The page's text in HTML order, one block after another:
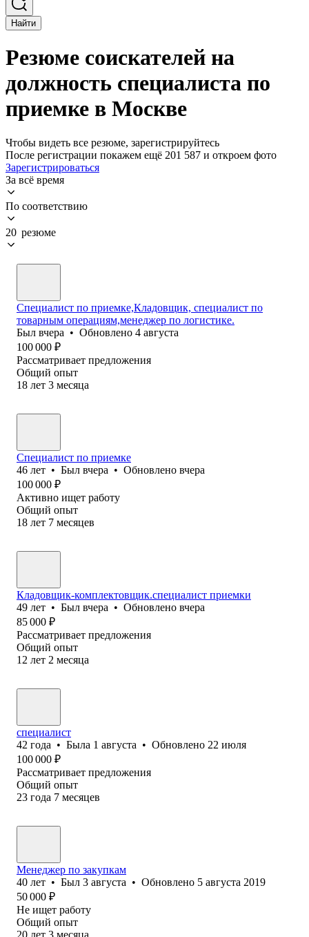
Найти
Резюме соискателей на
должность специалиста по
приемке в Москве
Чтобы видеть все резюме, зарегистрируйтесь
После регистрации покажем ещё 201 587 и откроем фото
Зарегистрироваться
За всё время
По соответствию
20 резюме
Специалист по приемке,Кладовщик, специалист по
товарным операциям,менеджер по логистике.
Был вчера • Обновлено 4 августа
100 000 ₽
Рассматривает предложения
Общий опыт
18 лет 3 месяца
Специалист по приемке
46 лет • Был вчера • Обновлено вчера
100 000 ₽
Активно ищет работу
Общий опыт
18 лет 7 месяцев
Кладовщик-комплектовщик.специалист приемки
49 лет • Был вчера • Обновлено вчера
85 000 ₽
Рассматривает предложения
Общий опыт
12 лет 2 месяца
специалист
42 года • Была 1 августа • Обновлено 22 июля
100 000 ₽
Рассматривает предложения
Общий опыт
23 года 7 месяцев
Менеджер по закупкам
40 лет • Был 3 августа • Обновлено 5 августа 2019
50 000 ₽
Не ищет работу
Общий опыт
20 лет 3 месяца